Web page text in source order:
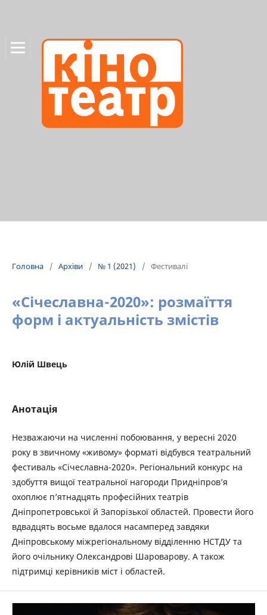
Головна / Архіви / № 1 (2021) / Фестивалі
«Січеславна-2020»: розмаїття
форм і актуальність змістів
Юлій Швець
Анотація
Незважаючи на численні побоювання, у вересні 2020
року в звичному «живому» форматі відбувся театральний
фестиваль «Січеславна-2020». Регіональний конкурс на
здобуття вищої театральної нагороди Придніпров’я
охоплює п’ятнадцять професійних театрів
Дніпропетровської й Запорізької областей. Провести його
вдвадцять восьме вдалося насамперед завдяки
Дніпровському міжрегіональному відділенню НСТДУ та
його очільнику Олександрові Шароварову. А також
підтримці керівників міст і областей.